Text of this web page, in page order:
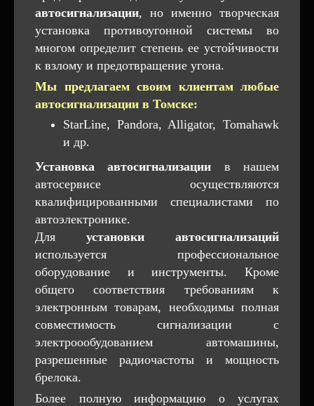
автосигнализации, но именно творческая
установка противоугонной системы во
многом определит степень ее устойчивости
к взлому и предотвращение угона.
Мы предлагаем своим клиентам любые
автосигнализации в Томске:
StarLine, Pandora, Alligator, Tomahawk
и др.
Установка автосигнализации в нашем
автосервисе осуществляются
квалифицированными специалистами по
автоэлектронике.
Для установки автосигнализаций
используется профессиональное
оборудование и инструменты. Кроме
общего соответствия требованиям к
электронным товарам, необходимы полная
совместимость сигнализации с
электроообудованием автомашины,
разрешенные радиочастоты и мощность
брелока.
Более полную информацию о услугах